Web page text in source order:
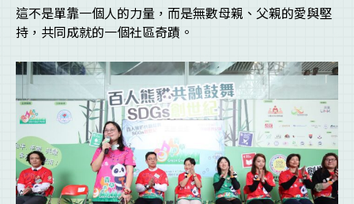
這不是單靠一個人的力量，而是無數母親、父親的愛與堅
持，共同成就的一個社區奇蹟。